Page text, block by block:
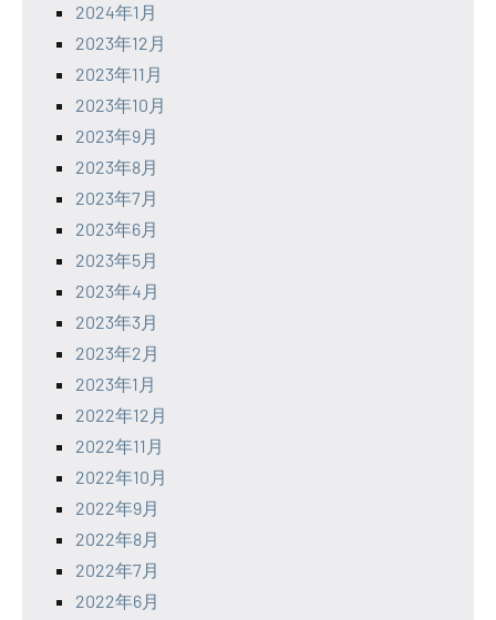
2024年1月
2023年12月
2023年11月
2023年10月
2023年9月
2023年8月
2023年7月
2023年6月
2023年5月
2023年4月
2023年3月
2023年2月
2023年1月
2022年12月
2022年11月
2022年10月
2022年9月
2022年8月
2022年7月
2022年6月